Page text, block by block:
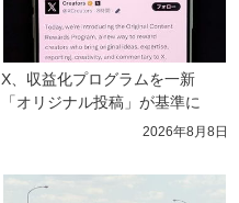
X、収益化プログラムを一新
「オリジナル投稿」が基準に
2026年8月8日